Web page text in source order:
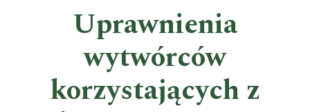
Uprawnienia
wytwórców
korzystających z